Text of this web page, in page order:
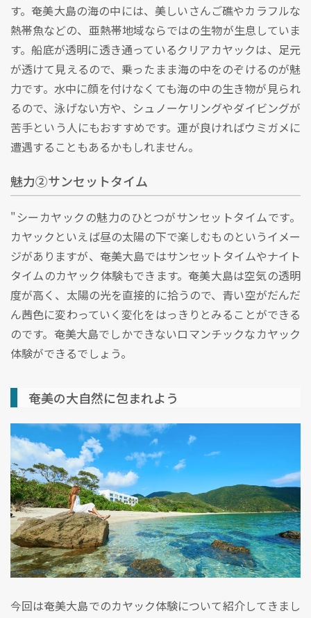
す。奄美大島の海の中には、美しいさんご礁やカラフルな
熱帯魚などの、亜熱帯地域ならではの生物が生息していま
す。船底が透明に透き通っているクリアカヤックは、足元
が透けて見えるので、乗ったまま海の中をのぞけるのが魅
力です。水中に顔を付けなくても海の中の生き物が見られ
るので、泳げない方や、シュノーケリングやダイビングが
苦手という人にもおすすめです。運が良ければウミガメに
遭遇することもあるかもしれません。
魅力②サンセットタイム
"シーカヤックの魅力のひとつがサンセットタイムです。
カヤックといえば昼の太陽の下で楽しむものというイメー
ジがありますが、奄美大島ではサンセットタイムやナイト
タイムのカヤック体験もできます。奄美大島は空気の透明
度が高く、太陽の光を直接的に拾うので、青い空がだんだ
ん茜色に変わっていく変化をはっきりとみることができる
のです。奄美大島でしかできないロマンチックなカヤック
体験ができるでしょう。
奄美の大自然に包まれよう
今回は奄美大島でのカヤック体験について紹介してきまし